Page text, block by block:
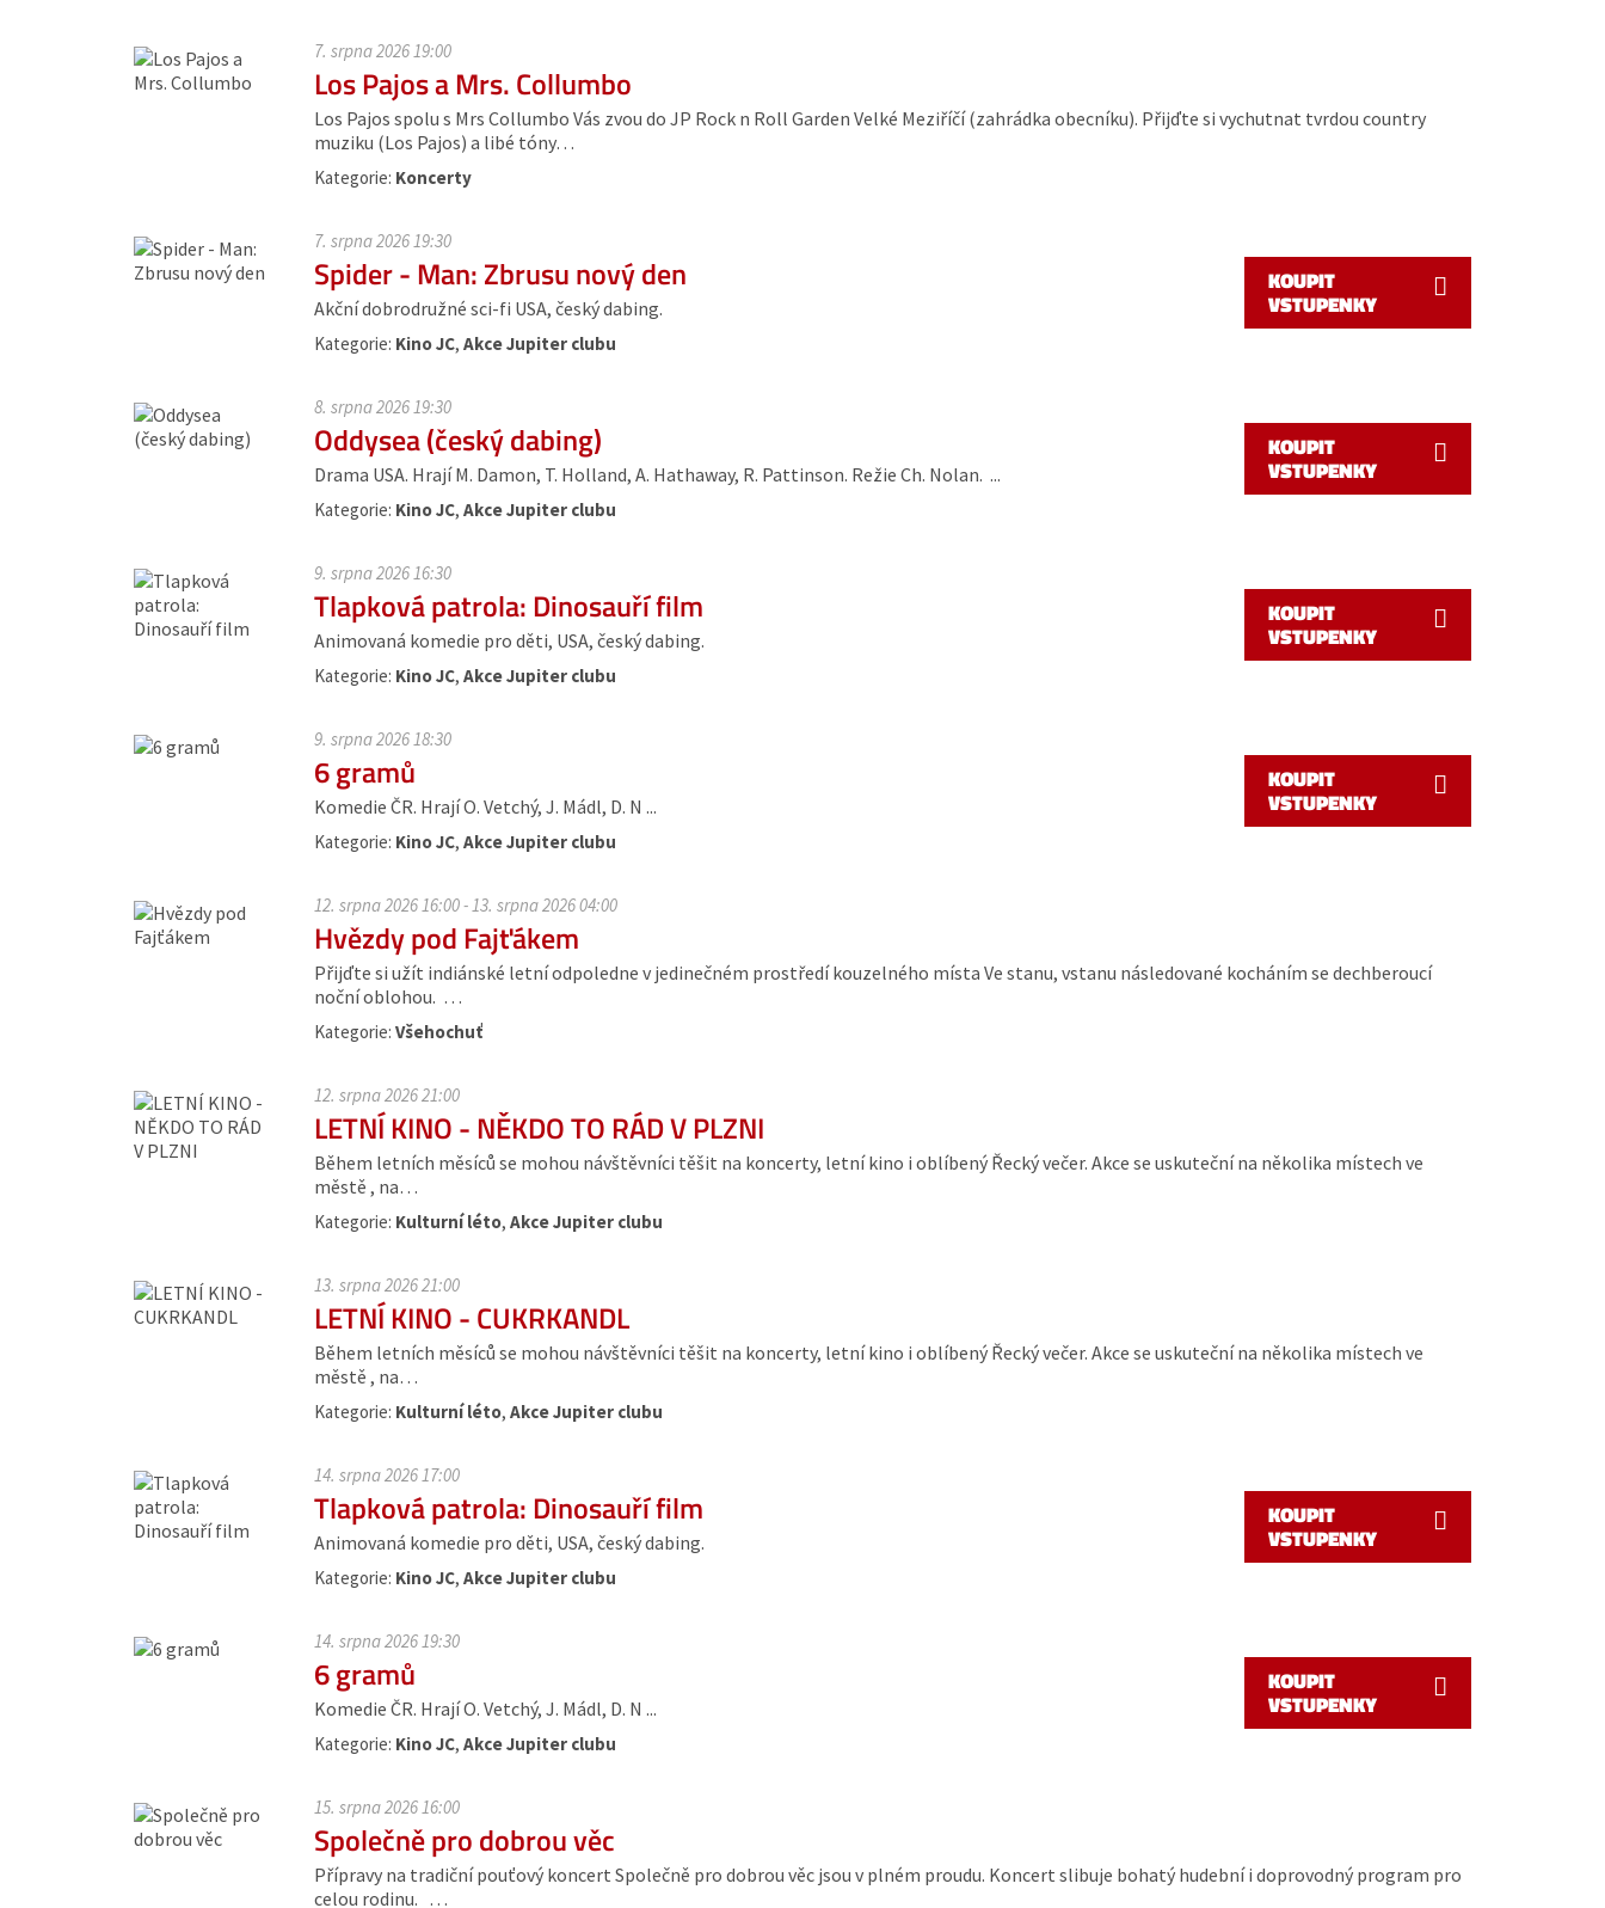
7. srpna 2026 19:00
Los Pajos a Mrs. Collumbo
Los Pajos spolu s Mrs Collumbo Vás zvou do JP Rock n Roll Garden Velké Meziříčí (zahrádka obecníku). Přijďte si vychutnat tvrdou country
muziku (Los Pajos) a libé tóny…
Kategorie: Koncerty
7. srpna 2026 19:30
Spider - Man: Zbrusu nový den
Akční dobrodružné sci-fi USA, český dabing.
Kategorie: Kino JC,Akce Jupiter clubu
KOUPIT
VSTUPENKY
8. srpna 2026 19:30
Oddysea (český dabing)
Drama USA. Hrají M. Damon, T. Holland, A. Hathaway, R. Pattinson. Režie Ch. Nolan. ...
Kategorie: Kino JC,Akce Jupiter clubu
KOUPIT
VSTUPENKY
9. srpna 2026 16:30
Tlapková patrola: Dinosauří film
Animovaná komedie pro děti, USA, český dabing.
Kategorie: Kino JC,Akce Jupiter clubu
KOUPIT
VSTUPENKY
9. srpna 2026 18:30
6 gramů
Komedie ČR. Hrají O. Vetchý, J. Mádl, D. N ...
Kategorie: Kino JC,Akce Jupiter clubu
KOUPIT
VSTUPENKY
12. srpna 2026 16:00 - 13. srpna 2026 04:00
Hvězdy pod Fajťákem
Přijďte si užít indiánské letní odpoledne v jedinečném prostředí kouzelného místa Ve stanu, vstanu následované kocháním se dechberoucí
noční oblohou. …
Kategorie: Všehochuť
12. srpna 2026 21:00
LETNÍ KINO - NĚKDO TO RÁD V PLZNI
Během letních měsíců se mohou návštěvníci těšit na koncerty, letní kino i oblíbený Řecký večer. Akce se uskuteční na několika místech ve
městě , na…
Kategorie: Kulturní léto,Akce Jupiter clubu
13. srpna 2026 21:00
LETNÍ KINO - CUKRKANDL
Během letních měsíců se mohou návštěvníci těšit na koncerty, letní kino i oblíbený Řecký večer. Akce se uskuteční na několika místech ve
městě , na…
Kategorie: Kulturní léto,Akce Jupiter clubu
14. srpna 2026 17:00
Tlapková patrola: Dinosauří film
Animovaná komedie pro děti, USA, český dabing.
Kategorie: Kino JC,Akce Jupiter clubu
KOUPIT
VSTUPENKY
14. srpna 2026 19:30
6 gramů
Komedie ČR. Hrají O. Vetchý, J. Mádl, D. N ...
Kategorie: Kino JC,Akce Jupiter clubu
KOUPIT
VSTUPENKY
15. srpna 2026 16:00
Společně pro dobrou věc
Přípravy na tradiční pouťový koncert Společně pro dobrou věc jsou v plném proudu. Koncert slibuje bohatý hudební i doprovodný program pro
celou rodinu. …